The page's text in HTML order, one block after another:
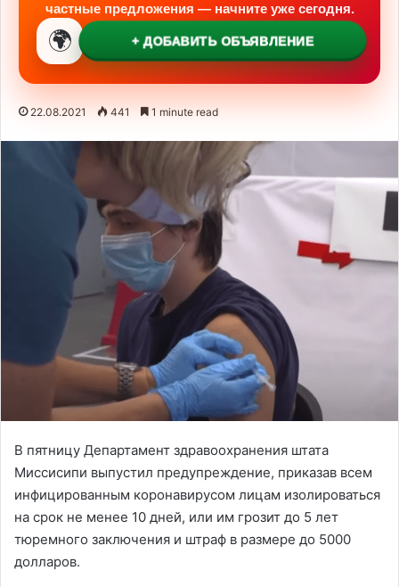
частные предложения — начните уже сегодня.
🌍 + ДОБАВИТЬ ОБЪЯВЛЕНИЕ
22.08.2021 441 1 minute read
В пятницу Департамент здравоохранения штата
Миссисипи выпустил предупреждение, приказав всем
инфицированным коронавирусом лицам изолироваться
на срок не менее 10 дней, или им грозит до 5 лет
тюремного заключения и штраф в размере до 5000
долларов.